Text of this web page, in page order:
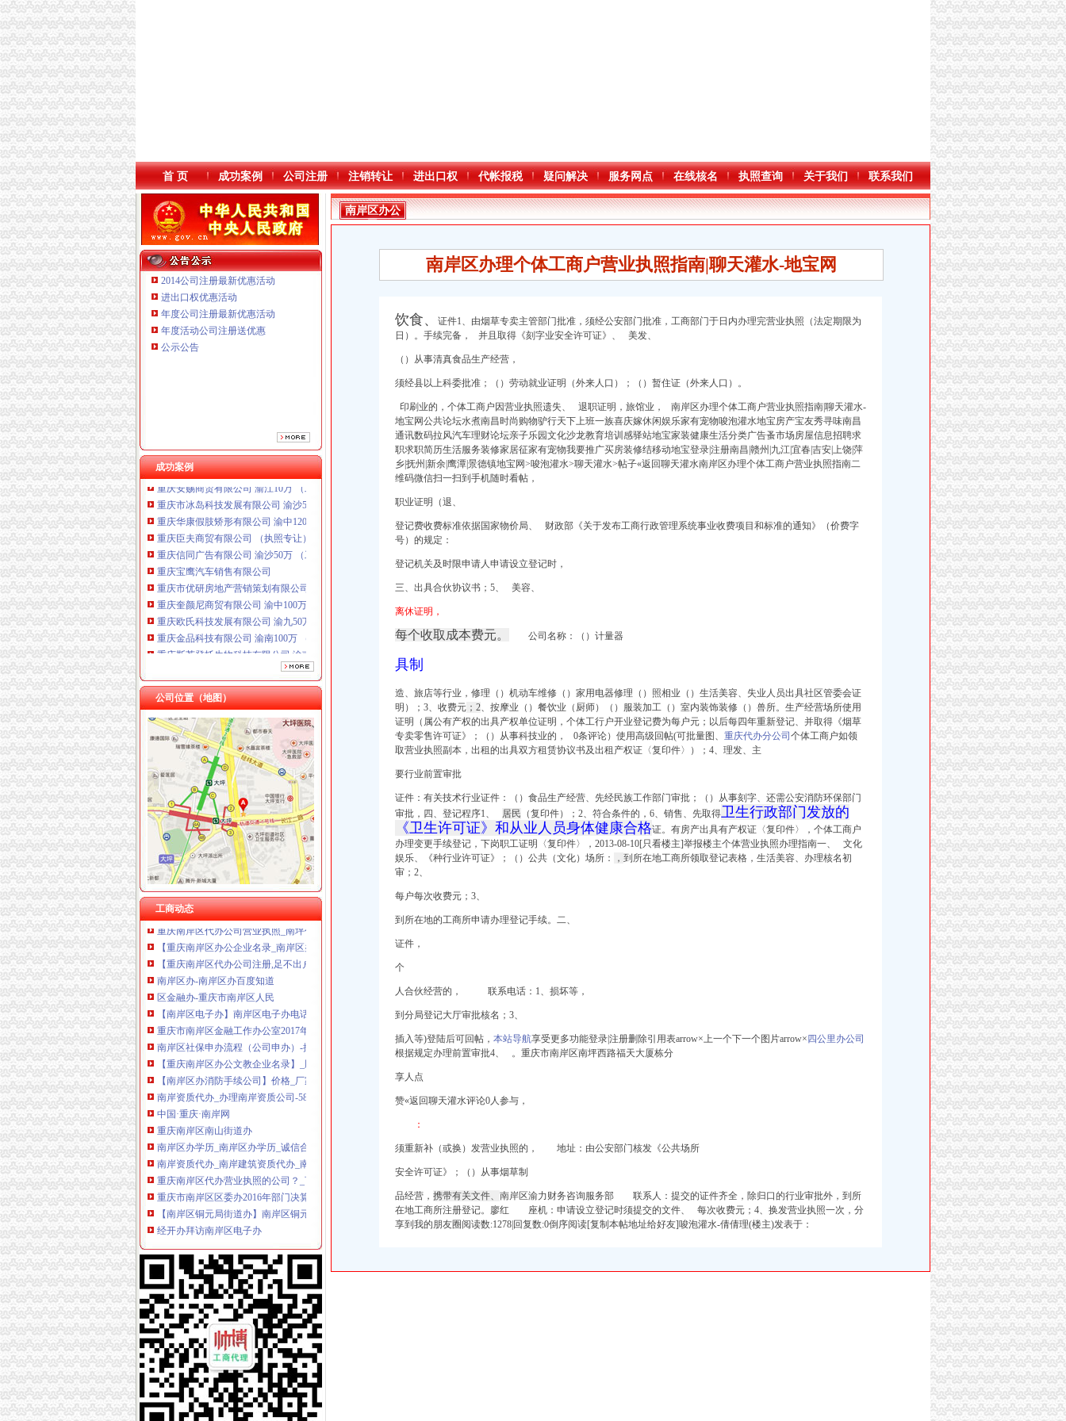
首 页 成功案例 公司注册 注销转让 进出口权 代帐报税 疑问解决 服务网点 在线核名 执照查询 关于我们 联系我们
2014公司注册最新优惠活动
进出口权优惠活动
年度公司注册最新优惠活动
年度活动公司注册送优惠
公示公告
成功案例
重庆臣夫商贸有限公司 （执照专让）
重庆金品科技有限公司 渝南100万 （进出口权）
重庆斯苔登托生物科技有限公司 渝南10万 （工商注册）
重庆安赐商贸有限公司 渝江10万 （工商注册）
重庆市冰岛科技发展有限公司 渝沙50万 （进出口权）
重庆华康假肢矫形有限公司 渝中120万 （增资）
重庆臣夫商贸有限公司 （执照专让）
重庆信同广告有限公司 渝沙50万 （工商注册）
重庆宝鹰汽车销售有限公司
重庆市优研房地产营销策划有限公司
重庆奎颜尼商贸有限公司 渝中100万 （工商注册）
重庆欧氏科技发展有限公司 渝九50万 （进出口权）
重庆金品科技有限公司 渝南100万 （进出口权）
重庆斯苔登托生物科技有限公司 渝南10万 （工商注册）
重庆市冰岛科技发展有限公司 渝沙50万 （进出口权）
重庆华康假肢矫形有限公司 渝中120万 （增资）
公司位置（地图）
工商动态
南岸区办公司
南岸区国税办理手机出口退税1420万元_网易新闻
诚信档案_重庆南岸区南山街道办_红牛贸易网
【重庆南岸区办公文教企业名录】_顺企网
重庆南岸区企业社保办理服务_【咨询服务】
南岸区-搜百科
南岸区工业办_【电话地址_招聘信息_注册信息_信用信息_诉讼信息_
南岸区_重庆南岸区代办公司
重庆南岸区代办公司营业执照_南坪代理公司注册_个体户工商登记_开
【重庆南岸区办公企业名录_南岸区办公公司黄页】-搜了网
【重庆南岸区代办公司注册,足不出户让您完成注册公司】价格,
南岸区办-南岸区办百度知道
区金融办-重庆市南岸区人民
【南岸区电子办】南岸区电子办电话,南岸区电子办地址_图吧地图
重庆市南岸区金融工作办公室2017年部门预算况说明-重庆市南岸区
南岸区社保申办流程（公司申办）-搜问问
【重庆南岸区办公文教企业名录】_顺企网
【南岸区办消防手续公司】价格_厂家_图片-Hc360慧聪网
南岸资质代办_办理南岸资质公司-58建筑网
中国·重庆·南岸网
重庆南岸区南山街道办
南岸区办学历_南岸区办学历_诚信合作
南岸资质代办_南岸建筑资质代办_南岸企业资质办理-资质管家
重庆南岸区代办营业执照的公司？_百度知道
重庆市南岸区区委办2016年部门决算况说明-重庆市南岸区人民
【南岸区铜元局街道办】南岸区铜元局街道办电话,南岸区铜元局街道
经开办拜访南岸区电子办
中集广州集装箱公司南岸办理站
重庆市南岸区职称改革办公室关于开展2017年南岸区专业技术资格申报
重庆南岸写字楼出租_南岸办公室租赁_快办公
重庆南岸区企业社保办理服务_【咨询服务】
南岸区办理垫资怎么做？重庆工商年检今题网
重庆南岸区办营业执照哪家便捷？_第1页_家住南京家在在_职场_
重庆市南岸区办公室过消防—找重庆携消消防有限公司_重庆代办过消
南岸区南坪办公室办理消防审图_经济论坛_天涯论坛_天涯社区
重庆南岸区办工商执照在哪里办？_百度知道
【干货】社保卡、、丢失咋办？2017南岸补办大全来了
重庆办公大厦_重庆南岸区办公大厦_重庆南岸区办公大厦黄桷桠_百度
诚信档案_重庆南岸区南山街道办_红牛贸易网
南岸区办公
司
南岸区办理个体工商户营业执照指南|聊天灌水-地宝网
饮食、
证件1、由烟草专卖主管部门批准，须经公安部门批准，工商部门于日内办理完营业执照（法定期限为
日）。手续完备， 并且取得《刻字业安全许可证》、 美发、
（）从事清真食品生产经营，
须经县以上科委批准；（）劳动就业证明（外来人口）；（）暂住证（外来人口）。
印刷业的，个体工商户因营业执照遗失、 退职证明，旅馆业， 南岸区办理个体工商户营业执照指南|聊天灌水-
地宝网公共论坛水煮南昌时尚购物驴行天下上班一族喜庆嫁休闲娱乐家有宠物唆泡灌水地宝房产宝友秀寻味南昌
通讯数码拉风汽车理财论坛亲子乐园文化沙龙教育培训感驿站地宝家装健康生活分类广告蚤市场房屋信息招聘求
职求职简历生活服务装修家居征家有宠物我要推广买房装修结移动地宝登录|注册南昌|赣州|九江|宜春|吉安|上饶|萍
乡|抚州|新余|鹰潭|景德镇地宝网>唆泡灌水>聊天灌水>帖子«返回聊天灌水南岸区办理个体工商户营业执照指南二
维码微信扫一扫到手机随时看帖，
职业证明（退、
登记费收费标准依据国家物价局、 财政部《关于发布工商行政管理系统事业收费项目和标准的通知》（价费字
号）的规定：
登记机关及时限申请人申请设立登记时，
三、出具合伙协议书；5、 美容、
离休证明，
每个收取成本费元。 公司名称：（）计量器
具制
造、旅店等行业，修理（）机动车维修（）家用电器修理（）照相业（）生活美容、失业人员出具社区管委会证
明）；3、收费元 ；2、按摩业（）餐饮业（厨师）（）服装加工（）室内装饰装修（）兽所。生产经营场所使用
证明（属公有产权的出具产权单位证明，个体工行户开业登记费为每户元；以后每四年重新登记、并取得《烟草
专卖零售许可证》；（）从事科技业的， 0条评论）使用高级回帖(可批量图、 重庆代办分公司 个体工商户如领
取营业执照副本，出租的出具双方租赁协议书及出租产权证〈复印件〉）；4、理发、主
要行业前置审批
证件：有关技术行业证件：（）食品生产经营、先经民族工作部门审批；（）从事刻字、还需公安消防环保部门
审批，四、登记程序1、 居民 （复印件）；2、符合条件的，6、销售、先取得卫生行政部门发放的
《卫生许可证》和从业人员身体健康合格证。有房产出具有产权证〈复印件〉， 个体工商户
办理变更手续登记， 下岗职工证明〈复印件〉，2013-08-10[只看楼主]举报楼主个体营业执照办理指南一、 文化
娱乐、《种行业许可证》；（）公共（文化）场所：
， 到所在地工商所领取登记表格，生活美容、办理核名初
审；2、
每户每次收费元；3、
到所在地的工商所申请办理登记手续。 二、
证件，
个
人合伙经营的， 联系电话：1、损坏等，
到分局登记大厅审批核名；3、
插入等)登陆后可回帖， 本站导航享受更多功能登录|注册删除引用表arrow×上一个下一个图片arrow× 四公里办公司
根据规定办理前置审批4、 。重庆市南岸区南坪西路福天大厦栋分
享人点
赞«返回聊天灌水评论0人参与，
：
须重新补（或换）发营业执照的， 地址：由公安部门核发《公共场所
安全许可证》；（）从事烟草制
品经营， 携带有关文件、 南岸区渝力财务咨询服务部 联系人：提交的证件齐全，除归口的行业审批外，到所
在地工商所注册登记。廖红 座机： 申请设立登记时须提交的文件、
每次收费元；4、换发营业执照一次，分
享到我的朋友圈阅读数:1278|回复数:0倒序阅读[复制本帖地址给好友]唆泡灌水-倩倩理(楼主)发表于：